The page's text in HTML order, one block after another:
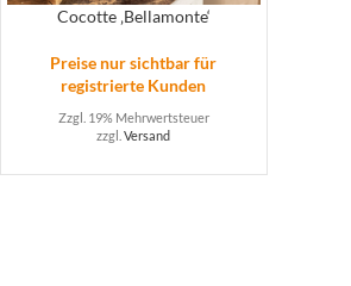
Cocotte ‚Bellamonte‘
Preise nur sichtbar für
registrierte Kunden
Zzgl. 19% Mehrwertsteuer
zzgl.Versand